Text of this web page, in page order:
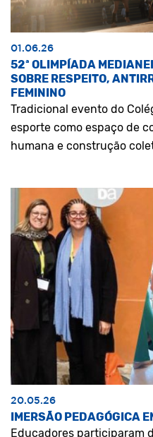
01.06.26
52ª OLIMPÍADA
SOBRE RESPEITO,
FEMININO
Tradicional evento do
esporte como espaço de
humana e construção
20.05.26
IMERSÃO PEDAGÓGICA
Educadores participaram